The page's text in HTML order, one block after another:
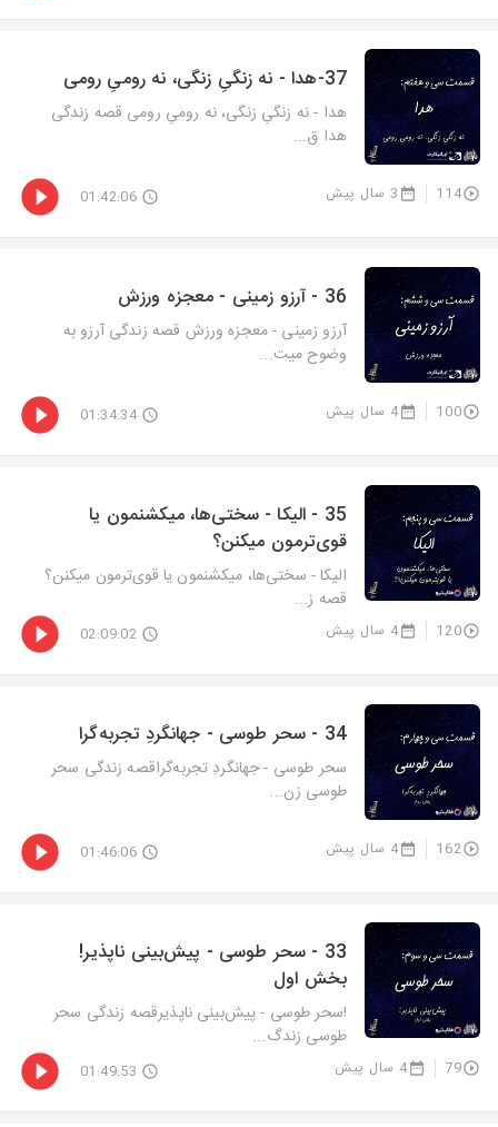
37-هدا - نه زنگیِ زنگی، نه رومیِ رومی
هدا - نه زنگیِ زنگی، نه رومیِ رومی قصه زندگی
هدا ق...
114 3 سال پیش 01:42:06
36 - آرزو زمینی - معجزه ورزش
آرزو زمینی - معجزه ورزش قصه زندگی آرزو به
وضوح میت...
100 4 سال پیش 01:34:34
35 - الیکا - سختی‌ها، میکشنمون یا
قوی‌ترمون میکنن؟
الیکا - سختی‌ها، میکشنمون یا قوی‌ترمون میکنن؟
قصه ز...
120 4 سال پیش 02:09:02
34 - سحر طوسی - جهانگردِ تجربه‌گرا
سحر طوسی - جهانگردِ تجربه‌گراقصه زندگی سحر
طوسی زن...
162 4 سال پیش 01:46:06
33 - سحر طوسی - پیش‌بینی ناپذیر!
بخش اول
!سحر طوسی - پیش‌بینی ناپذیرقصه زندگی سحر
طوسی زندگ...
79 4 سال پیش 01:49:53